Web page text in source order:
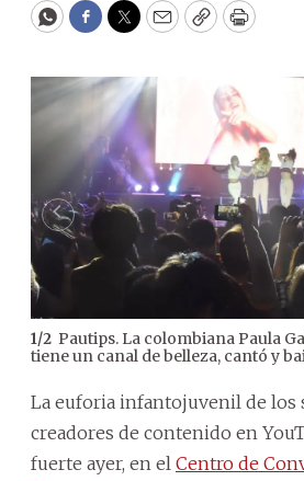
WhatsApp
Facebook
Twitter
EmailCopyPrint
1/2 Pautips. La colombiana Paula
tiene un canal de belleza, cantó y
La euforia infantojuvenil de los
creadores de contenido en
fuerte ayer, en el Centro de